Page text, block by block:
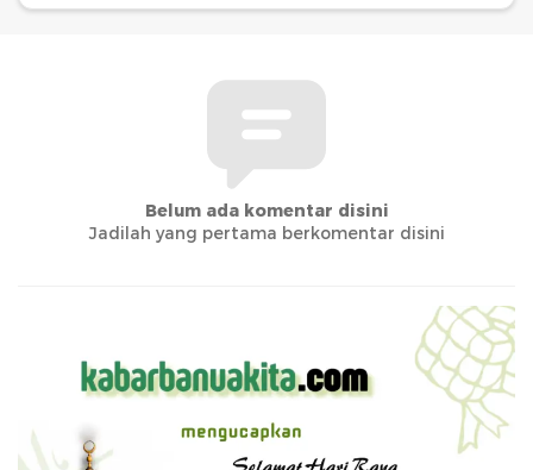
Belum ada komentar disini
Jadilah yang pertama berkomentar disini